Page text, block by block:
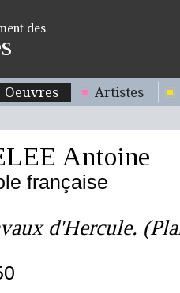
des
Oeuvres Artistes
Antoine
française
d'Hercule.